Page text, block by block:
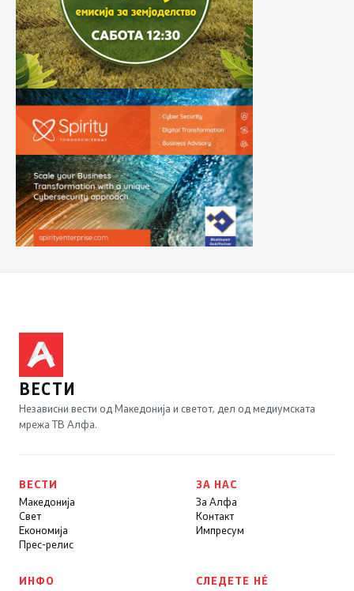
ВЕСТИ
Независни вести од Македонија и светот, дел од медиумската
мрежа ТВ Алфа.
ВЕСТИ
Македонија
Свет
Економија
Прес-релис
ЗА НАС
За Алфа
Контакт
Импресум
ИНФО
СЛЕДЕТЕ НÉ